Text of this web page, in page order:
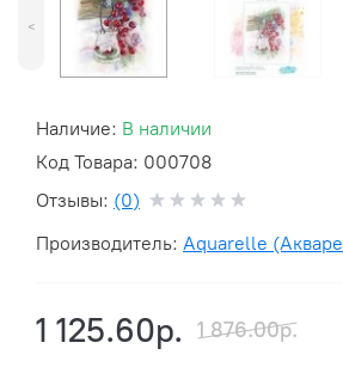
Наличие: В наличии
Код Товара: 000708
Отзывы: (0)
Производитель: Aquarelle
<
1 125.60р. 1 876.00р.